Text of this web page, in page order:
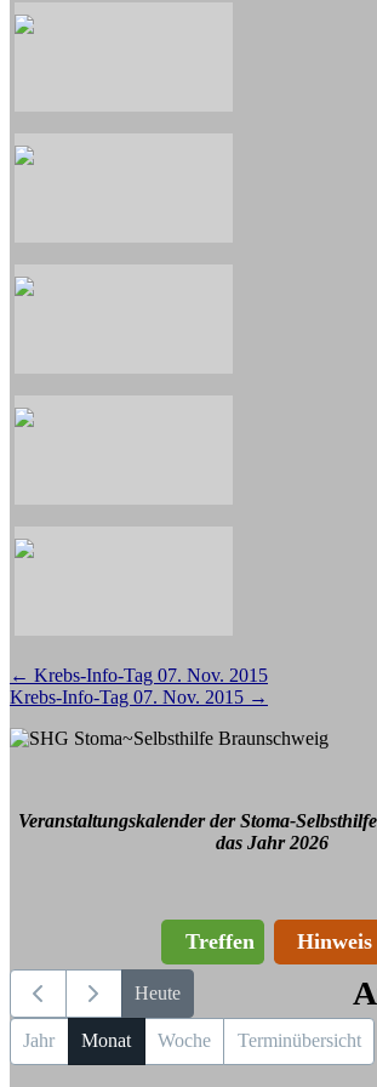
Beitragsnavigation
← Krebs-Info-Tag 07. Nov. 2015
Krebs-Info-Tag 07. Nov. 2015 →
Veranstaltungskalender der Stoma-
das Jahr 2026
Treffen Hinweis
Heute
Jahr Monat Woche Terminübersicht